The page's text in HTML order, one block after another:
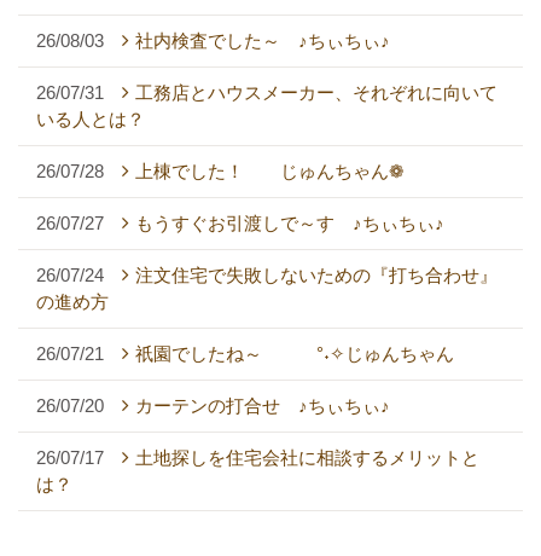
26/08/03 社内検査でした～ ♪ちぃちぃ♪
26/07/31
工務店とハウスメーカー、それぞれに向いて
いる人とは？
26/07/28 上棟でした！ じゅんちゃん❁
26/07/27 もうすぐお引渡しで～す ♪ちぃちぃ♪
26/07/24
注文住宅で失敗しないための『打ち合わせ』
の進め方
26/07/21 祇園でしたね～ °˖✧じゅんちゃん
26/07/20 カーテンの打合せ ♪ちぃちぃ♪
26/07/17
土地探しを住宅会社に相談するメリットと
は？